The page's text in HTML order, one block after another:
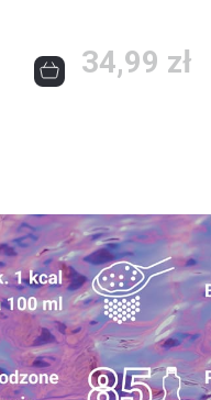
34,99 zł